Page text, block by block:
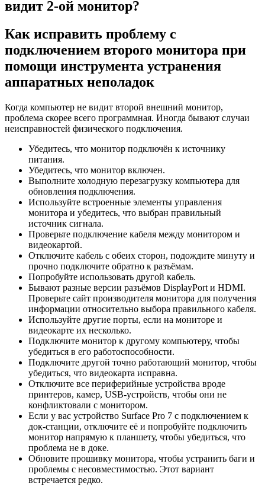
видит 2-ой монитор?
Как исправить проблему с
подключением второго монитора при
помощи инструмента устранения
аппаратных неполадок
Когда компьютер не видит второй внешний монитор,
проблема скорее всего программная. Иногда бывают случаи
неисправностей физического подключения.
Убедитесь, что монитор подключён к источнику
питания.
Убедитесь, что монитор включен.
Выполните холодную перезагрузку компьютера для
обновления подключения.
Используйте встроенные элементы управления
монитора и убедитесь, что выбран правильный
источник сигнала.
Проверьте подключение кабеля между монитором и
видеокартой.
Отключите кабель с обеих сторон, подождите минуту и
прочно подключите обратно к разъёмам.
Попробуйте использовать другой кабель.
Бывают разные версии разъёмов DisplayPort и HDMI.
Проверьте сайт производителя монитора для получения
информации относительно выбора правильного кабеля.
Используйте другие порты, если на мониторе и
видеокарте их несколько.
Подключите монитор к другому компьютеру, чтобы
убедиться в его работоспособности.
Подключите другой точно работающий монитор, чтобы
убедиться, что видеокарта исправна.
Отключите все периферийные устройства вроде
принтеров, камер, USB-устройств, чтобы они не
конфликтовали с монитором.
Если у вас устройство Surface Pro 7 с подключением к
док-станции, отключите её и попробуйте подключить
монитор напрямую к планшету, чтобы убедиться, что
проблема не в доке.
Обновите прошивку монитора, чтобы устранить баги и
проблемы с несовместимостью. Этот вариант
встречается редко.